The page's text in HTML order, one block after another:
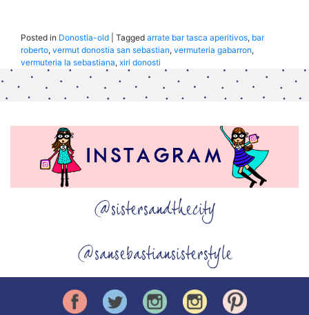
Posted in Donostia-old Tagged arrate bar tasca aperitivos, bar
roberto, vermut donostia san sebastian, vermuteria gabarron,
vermuteria la sebastiana, xiri donosti
@sistersandthecity
@sansebastiansisterstyle